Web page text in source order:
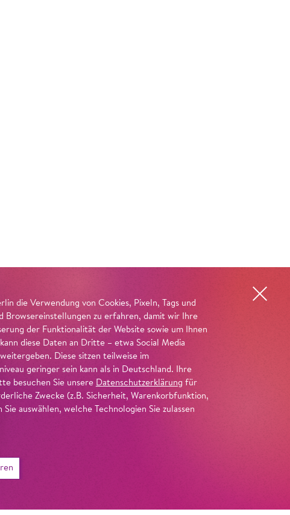
die Verwendung von Cookies, Pixeln, Tags und
Browsereinstellungen zu erfahren, damit wir Ihre
der Funktionalität der Website sowie um Ihnen
diese Daten an Dritte – etwa Social Media
Diese sitzen teilweise im
geringer sein kann als in Deutschland. Ihre
besuchen Sie unsere Datenschutzerklärung für
Zwecke (z.B. Sicherheit, Warenkorbfunktion,
auswählen, welche Technologien Sie zulassen